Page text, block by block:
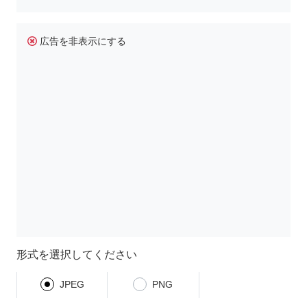
広告を非表示にする
形式を選択してください
JPEG PNG